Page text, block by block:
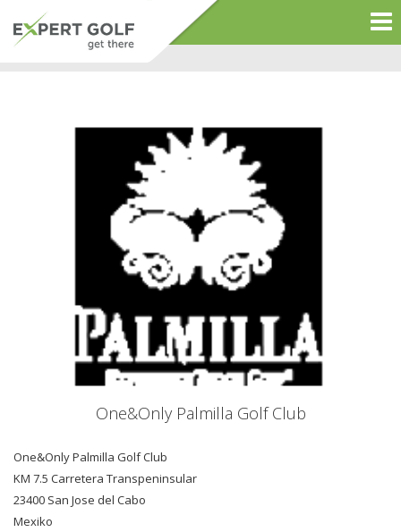
One&Only Palmilla Golf Club
One&Only Palmilla Golf Club
KM 7.5 Carretera Transpeninsular
23400 San Jose del Cabo
Mexiko